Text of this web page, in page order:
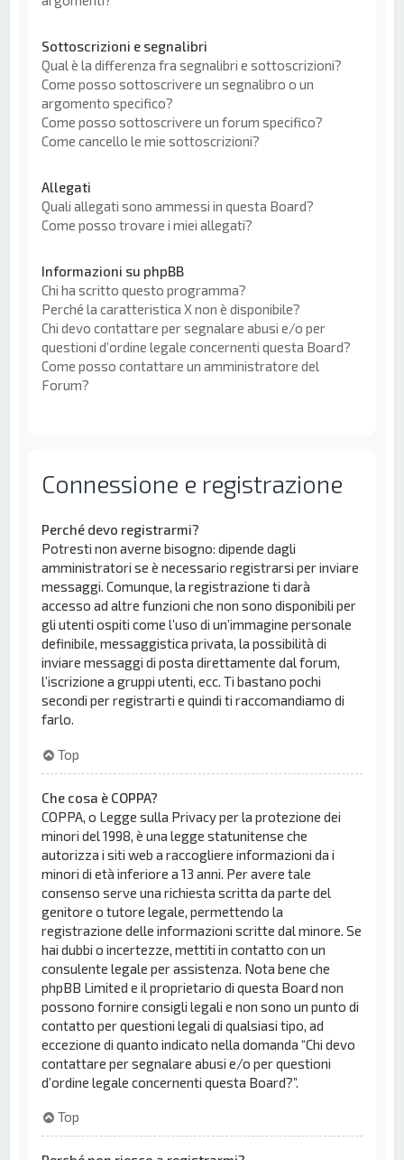
Sottoscrizioni e segnalibri
Qual è la differenza fra segnalibri e sottoscrizioni?
Come posso sottoscrivere un segnalibro o un
argomento specifico?
Come posso sottoscrivere un forum specifico?
Come cancello le mie sottoscrizioni?
Allegati
Quali allegati sono ammessi in questa Board?
Come posso trovare i miei allegati?
Informazioni su phpBB
Chi ha scritto questo programma?
Perché la caratteristica X non è disponibile?
Chi devo contattare per segnalare abusi e/o per
questioni d’ordine legale concernenti questa Board?
Come posso contattare un amministratore del
Forum?
Connessione e registrazione
Perché devo registrarmi?
Potresti non averne bisogno: dipende dagli
amministratori se è necessario registrarsi per inviare
messaggi. Comunque, la registrazione ti darà
accesso ad altre funzioni che non sono disponibili per
gli utenti ospiti come l’uso di un’immagine personale
definibile, messaggistica privata, la possibilità di
inviare messaggi di posta direttamente dal forum,
l’iscrizione a gruppi utenti, ecc. Ti bastano pochi
secondi per registrarti e quindi ti raccomandiamo di
farlo.
Top
Che cosa è COPPA?
COPPA, o Legge sulla Privacy per la protezione dei
minori del 1998, è una legge statunitense che
autorizza i siti web a raccogliere informazioni da i
minori di età inferiore a 13 anni. Per avere tale
consenso serve una richiesta scritta da parte del
genitore o tutore legale, permettendo la
registrazione delle informazioni scritte dal minore. Se
hai dubbi o incertezze, mettiti in contatto con un
consulente legale per assistenza. Nota bene che
phpBB Limited e il proprietario di questa Board non
possono fornire consigli legali e non sono un punto di
contatto per questioni legali di qualsiasi tipo, ad
eccezione di quanto indicato nella domanda “Chi devo
contattare per segnalare abusi e/o per questioni
d’ordine legale concernenti questa Board?”.
Top